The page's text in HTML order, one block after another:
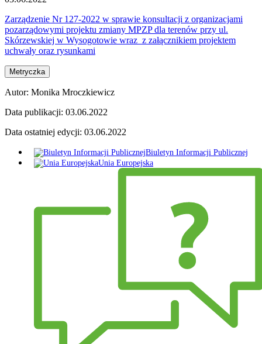
Zarządzenie Nr 127-2022 w sprawie konsultacji z organizacjami
pozarządowymi projektu zmiany MPZP dla terenów przy ul.
Skórzewskiej w Wysogotowie wraz z załącznikiem projektem
uchwały oraz rysunkami
Metryczka
Autor: Monika Mroczkiewicz
Data publikacji: 03.06.2022
Data ostatniej edycji: 03.06.2022
Biuletyn Informacji Publicznej
Unia Europejska